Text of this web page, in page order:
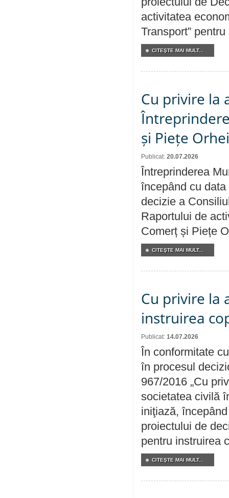
activitatea
Transport” pentru
CITEŞTE MAI MULT...
Cu privire la
și Piețe
Publicat: 20.07.2026
Întreprinderea
începând cu
decizie a
Raportului de
Comerț și Piețe
CITEŞTE MAI MULT...
Cu privire la
instruirea
Publicat: 14.07.2026
În conformitate
în procesul
967/2016 „Cu
societatea civilă
iniţiază,
proiectului de
pentru instruirea
CITEŞTE MAI MULT...